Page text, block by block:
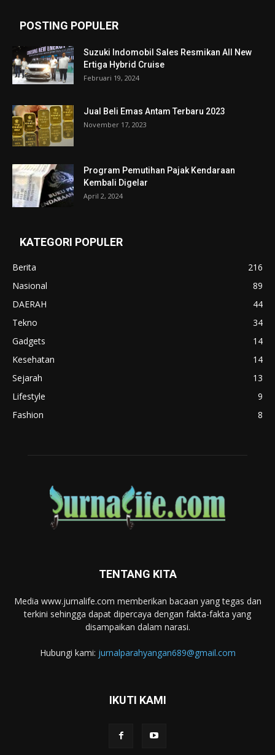
POSTING POPULER
Suzuki Indomobil Sales Resmikan All New
Ertiga Hybrid Cruise
Februari 19, 2024
Jual Beli Emas Antam Terbaru 2023
November 17, 2023
Program Pemutihan Pajak Kendaraan
Kembali Digelar
April 2, 2024
KATEGORI POPULER
Berita
216
Nasional
89
DAERAH
44
Tekno
34
Gadgets
14
Kesehatan
14
Sejarah
13
Lifestyle
9
Fashion
8
TENTANG KITA
Media www.jurnalife.com memberikan bacaan yang tegas dan
terkini sehingga dapat dipercaya dengan fakta-fakta yang
disampaikan dalam narasi.
Hubungi kami: jurnalparahyangan689@gmail.com
IKUTI KAMI